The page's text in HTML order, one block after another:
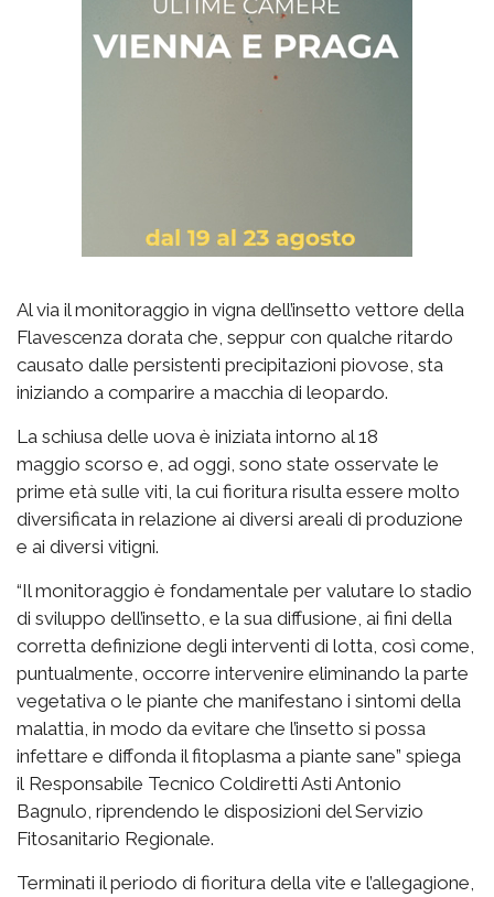
Al via il monitoraggio in vigna dell’insetto vettore della
Flavescenza dorata che, seppur con qualche ritardo
causato dalle persistenti precipitazioni piovose, sta
iniziando a comparire a macchia di leopardo.
La schiusa delle uova è iniziata intorno al 18
maggio scorso e, ad oggi, sono state osservate le
prime età sulle viti, la cui fioritura risulta essere molto
diversificata in relazione ai diversi areali di produzione
e ai diversi vitigni.
“Il monitoraggio è fondamentale per valutare lo stadio
di sviluppo dell’insetto, e la sua diffusione, ai fini della
corretta definizione degli interventi di lotta, così come,
puntualmente, occorre intervenire eliminando la parte
vegetativa o le piante che manifestano i sintomi della
malattia, in modo da evitare che l’insetto si possa
infettare e diffonda il fitoplasma a piante sane” spiega
il Responsabile Tecnico Coldiretti Asti Antonio
Bagnulo, riprendendo le disposizioni del Servizio
Fitosanitario Regionale.
Terminati il periodo di fioritura della vite e l’allegagione,